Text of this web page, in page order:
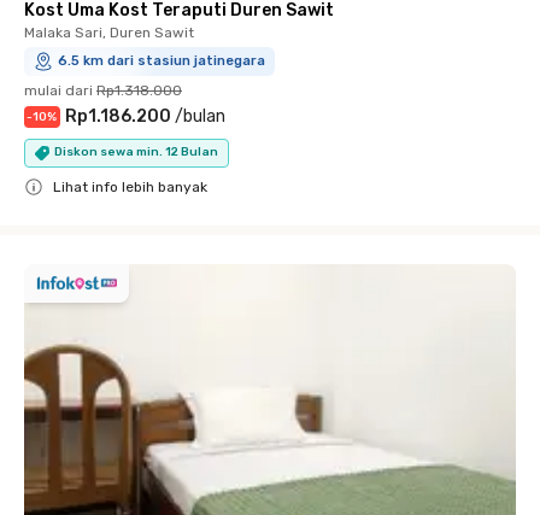
Kost Uma Kost Teraputi Duren Sawit
Malaka Sari, Duren Sawit
6.5 km dari stasiun jatinegara
mulai dari Rp1.318.000
-10% Rp1.186.200 /bulan
Diskon sewa min. 12 Bulan
Lihat info lebih banyak